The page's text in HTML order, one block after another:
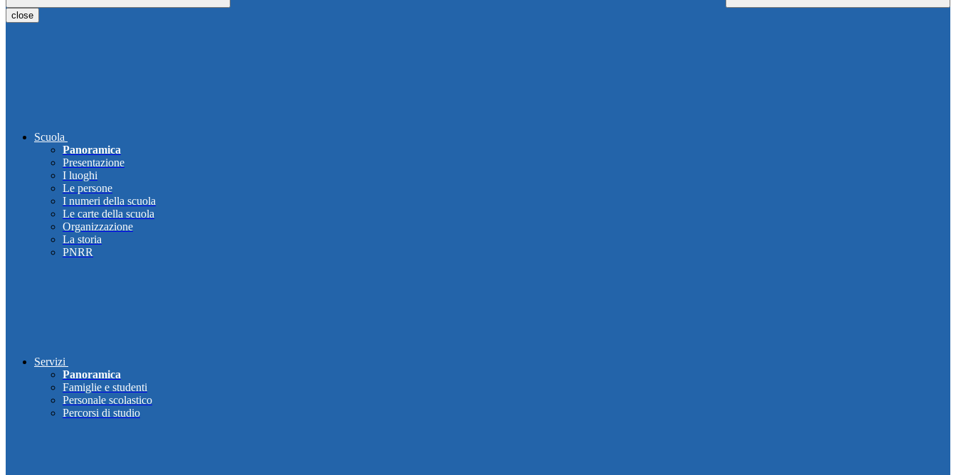
close
Scuola
Panoramica
Presentazione
I luoghi
Le persone
I numeri della scuola
Le carte della scuola
Organizzazione
La storia
PNRR
Servizi
Panoramica
Famiglie e studenti
Personale scolastico
Percorsi di studio